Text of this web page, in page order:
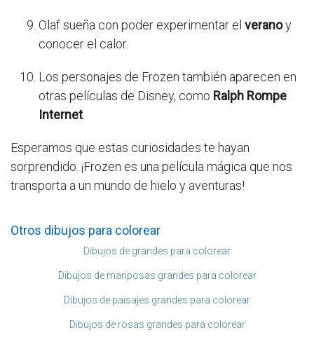
Olaf sueña con poder experimentar el veranoy
conocer el calor.
Los personajes de Frozen también aparecen en
otras películas de Disney, como Ralph Rompe
Internet.
Esperamos que estas curiosidades te hayan
sorprendido. ¡Frozen es una película mágica que nos
transporta a un mundo de hielo y aventuras!
Otros dibujos para colorear
Dibujos de grandes para colorear
Dibujos de mariposas grandes para colorear
Dibujos de paisajes grandes para colorear
Dibujos de rosas grandes para colorear